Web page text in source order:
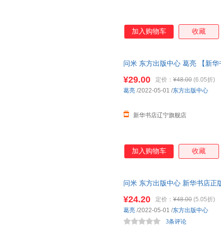
加入购物车 收藏
问米 东方出版中心 葛亮 【新
¥29.00 定价： ¥48.00 (6.05折)
新华书店辽宁旗舰店
葛亮 /2022-05-01 /东方出版中心
加入购物车 收藏
问米 东方出版中心 新华书店正
¥24.20 定价： ¥48.00 (5.05折)
3条评论
葛亮 /2022-05-01 /东方出版中心